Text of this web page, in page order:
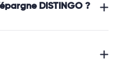
DISTINGO ?